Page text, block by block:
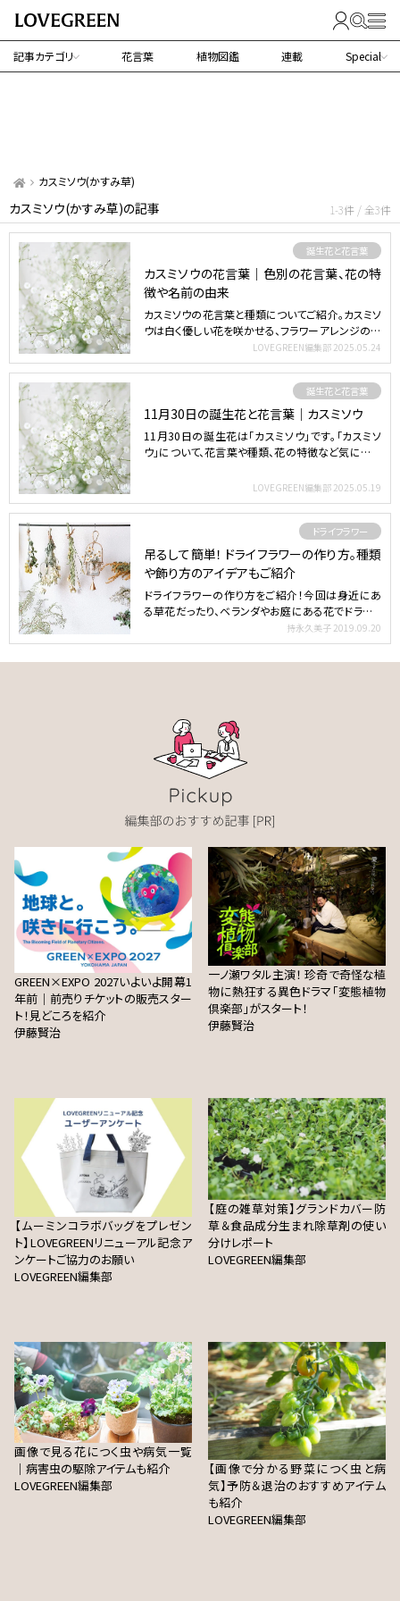
記事カテゴリ 花言葉 植物図鑑 連載 Special
カスミソウ(かすみ草)
カスミソウ(かすみ草)の記事 1-3件 / 全3件
誕生花と花言葉
カスミソウの花言葉｜色別の花言葉、花の特
徴や名前の由来
カスミソウの花言葉と種類についてご紹介。カスミソ
ウは白く優しい花を咲かせる、フラワーアレンジの名
LOVEGREEN編集部 2025.05.24
誕生花と花言葉
11月30日の誕生花と花言葉｜カスミソウ
11月30日の誕生花は「カスミソウ」です。「カスミソ
ウ」について、花言葉や種類、花の特徴など気になる
LOVEGREEN編集部 2025.05.19
ドライフラワー
吊るして簡単！ ドライフラワーの作り方。種類
や飾り方のアイデアもご紹介
ドライフラワーの作り方をご紹介！今回は身近にあ
る草花だったり、ベランダやお庭にある花でドライフ
持永久美子 2019.09.20
GREEN×EXPO 2027いよいよ開幕1
年前｜前売りチケットの販売スター
ト！見どころを紹介
伊藤賢治
一ノ瀬ワタル主演！ 珍奇で奇怪な植
物に熱狂する異色ドラマ「変態植物
倶楽部」がスタート！
伊藤賢治
【ムーミンコラボバッグをプレゼン
ト】LOVEGREENリニューアル記念ア
ンケートご協力のお願い
LOVEGREEN編集部
【庭の雑草対策】グランドカバー防
草＆食品成分生まれ除草剤の使い
分けレポート
LOVEGREEN編集部
画像で見る花につく虫や病気一覧
｜病害虫の駆除アイテムも紹介
LOVEGREEN編集部
【画像で分かる野菜につく虫と病
気】予防＆退治のおすすめアイテム
も紹介
LOVEGREEN編集部